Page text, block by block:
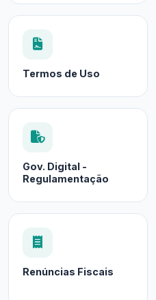
Termos de Uso
Gov. Digital -
Regulamentação
Renúncias Fiscais